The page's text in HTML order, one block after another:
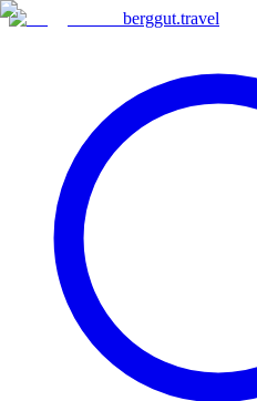
berggut.travel